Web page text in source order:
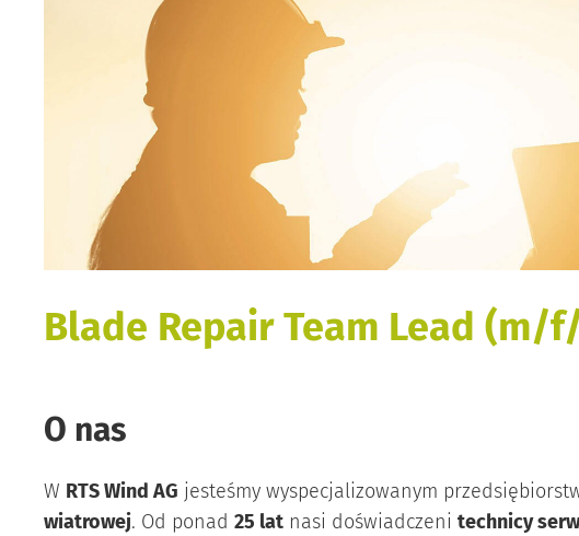
Blade Repair Team Lead (m/
O nas
W RTS Wind AG jesteśmy wyspecjalizowanym
wiatrowej. Od ponad 25 lat nasi doświadczeni technicy